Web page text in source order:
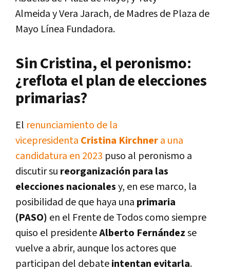
Almeida y Vera Jarach, de Madres de Plaza de
Mayo Línea Fundadora.
Sin Cristina, el peronismo:
¿reflota el plan de elecciones
primarias?
El renunciamiento de la
vicepresidenta Cristina Kirchnera una
candidatura en 2023 puso al peronismo a
discutir su reorganización para las
elecciones nacionalesy, en ese marco, la
posibilidad de que haya una primaria
(PASO) en el Frente de Todos como siempre
quiso el presidenteAlberto Fernándezse
vuelve a abrir, aunque los actores que
participan del debateintentan evitarla.